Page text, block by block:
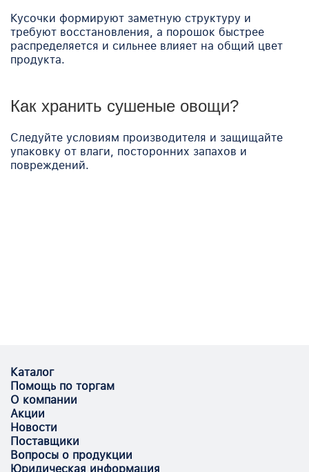
Кусочки формируют заметную структуру и
требуют восстановления, а порошок быстрее
распределяется и сильнее влияет на общий цвет
продукта.
Как хранить сушеные овощи?
Следуйте условиям производителя и защищайте
упаковку от влаги, посторонних запахов и
повреждений.
Каталог
Помощь по торгам
О компании
Акции
Новости
Поставщики
Вопросы о продукции
Юридическая информация